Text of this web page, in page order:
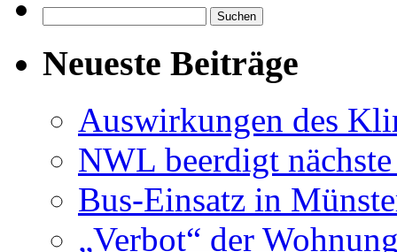
nach:
Neueste Beiträge
Auswirkungen des
NWL beerdigt
Bus-Einsatz in
„Verbot“ der